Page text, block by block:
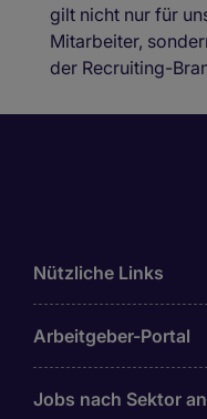
gilt nicht nur für
Mitarbeiter,
der Recruiting-
Nützliche Links
Arbeitgeber-Portal
Jobs nach Sektor